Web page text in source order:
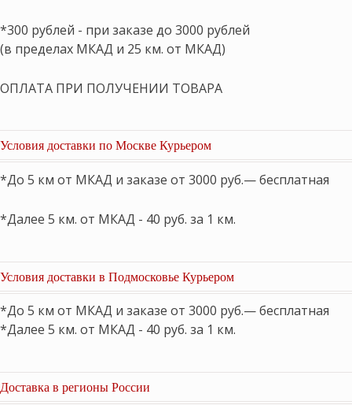
*300 рублей - при заказе до 3000 рублей
(в пределах МКАД и 25 км. от МКАД)
ОПЛАТА ПРИ ПОЛУЧЕНИИ ТОВАРА
Условия доставки по Москве Курьером
*До 5 км от МКАД и заказе от 3000 руб.— бесплатная
*Далее 5 км. от МКАД - 40 руб. за 1 км.
Условия доставки в Подмосковье Курьером
*До 5 км от МКАД и заказе от 3000 руб.— бесплатная
*Далее 5 км. от МКАД - 40 руб. за 1 км.
Доставка в регионы России